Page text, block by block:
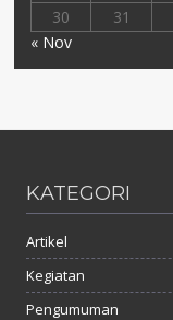
30
31
« Nov
KATEGORI
Artikel
Kegiatan
Pengumuman